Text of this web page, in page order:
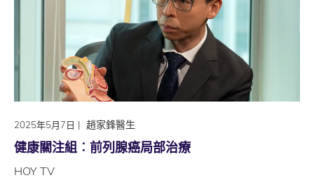
2025年5月7日 | 趙家鋒醫生
健康關注組︰前列腺癌局部治療
HOY TV